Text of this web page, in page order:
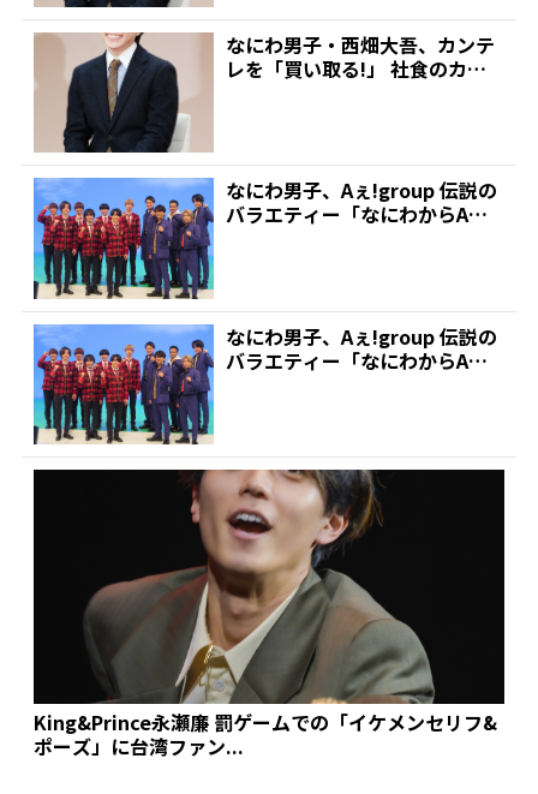
なにわ男子・西畑大吾、カンテ
レを「買い取る!」 社食のカツ
なにわ男子、Aぇ!group 伝説の
バラエティー「なにわからAぇ!
なにわ男子、Aぇ!group 伝説の
バラエティー「なにわからAぇ!
King&Prince永瀬廉 罰ゲームでの「イケメンセリフ&
ポーズ」に台湾ファン...